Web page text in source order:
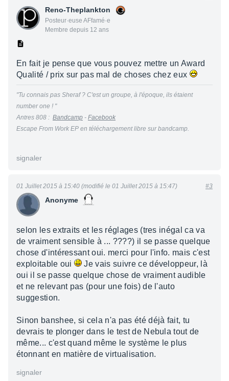
Reno-Theplankton
Posteur·euse AFfamé·e
Membre depuis 12 ans
En fait je pense que vous pouvez mettre un Award
Qualité / prix sur pas mal de choses chez eux
"Tu connais pas Sheraf ? C'est un groupe, à l'époque, ils étaient
number one ! "
Antres 808 : Bandcamp - Facebook
Escape From Work EP en téléchargement libre sur bandcamp.
signaler
Anonyme
01 Juillet 2015 à 15:40 (modifié le 01 Juillet 2015 à 15:47) #3
selon les extraits et les réglages (tres inégal ca va
de vraiment sensible à ... ????) il se passe quelque
chose d'intéressant oui. merci pour l'info. mais c'est
exploitable oui
Je vais suivre ce développeur, là
oui il se passe quelque chose de vraiment audible
et ne relevant pas (pour une fois) de l'auto
suggestion.
Sinon banshee, si cela n'a pas été déjà fait, tu
devrais te plonger dans le test de Nebula tout de
même... c'est quand même le système le plus
étonnant en matière de virtualisation.
signaler